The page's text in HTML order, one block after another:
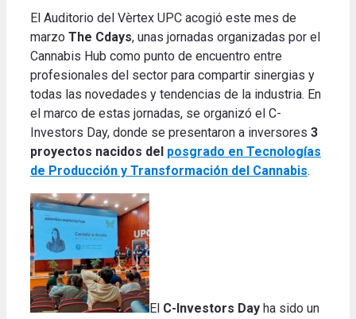
El Auditorio del Vèrtex UPC acogió este mes de
marzo The Cdays, unas jornadas organizadas por el
Cannabis Hub como punto de encuentro entre
profesionales del sector para compartir sinergias y
todas las novedades y tendencias de la industria. En
el marco de estas jornadas, se organizó el C-
Investors Day, donde se presentaron a inversores 3
proyectos nacidos del posgrado en Tecnologías
de Producción y Transformación del Cannabis.
El C-Investors Day ha sido un